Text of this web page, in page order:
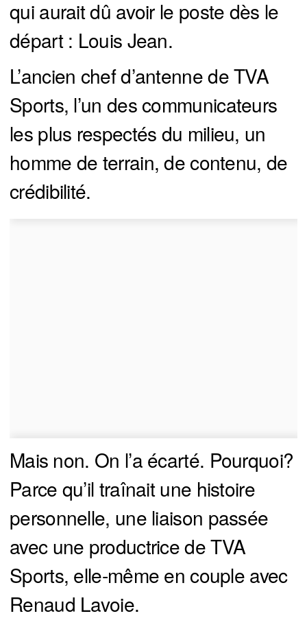
qui aurait dû avoir le poste dès le
départ : Louis Jean.
L’ancien chef d’antenne de TVA
Sports, l’un des communicateurs
les plus respectés du milieu, un
homme de terrain, de contenu, de
crédibilité.
Mais non. On l’a écarté. Pourquoi?
Parce qu’il traînait une histoire
personnelle, une liaison passée
avec une productrice de TVA
Sports, elle-même en couple avec
Renaud Lavoie.